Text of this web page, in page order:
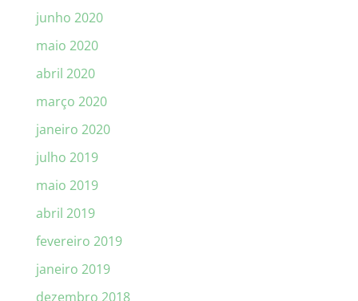
junho 2020
maio 2020
abril 2020
março 2020
janeiro 2020
julho 2019
maio 2019
abril 2019
fevereiro 2019
janeiro 2019
dezembro 2018